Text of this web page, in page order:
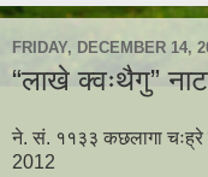
FRIDAY, DECEMBER 14,
“लाखे क्वःथैगु”
ने. सं. ११३३ कछलागा चःह्रे
2012